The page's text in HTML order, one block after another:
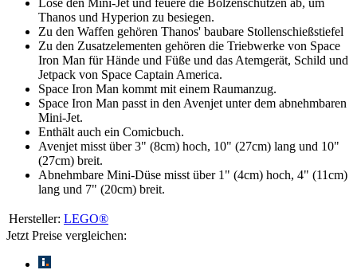
Thanos und Hyperion zu besiegen.
Zu den Waffen gehören Thanos' baubare Stollenschießstiefel
Zu den Zusatzelementen gehören die Triebwerke von Space
Iron Man für Hände und Füße und das Atemgerät, Schild und
Jetpack von Space Captain America.
Space Iron Man kommt mit einem Raumanzug.
Space Iron Man passt in den Avenjet unter dem abnehmbaren
Mini-Jet.
Enthält auch ein Comicbuch.
Avenjet misst über 3" (8cm) hoch, 10" (27cm) lang und 10"
(27cm) breit.
Abnehmbare Mini-Düse misst über 1" (4cm) hoch, 4" (11cm)
lang und 7" (20cm) breit.
Hersteller: LEGO®
Jetzt Preise vergleichen: